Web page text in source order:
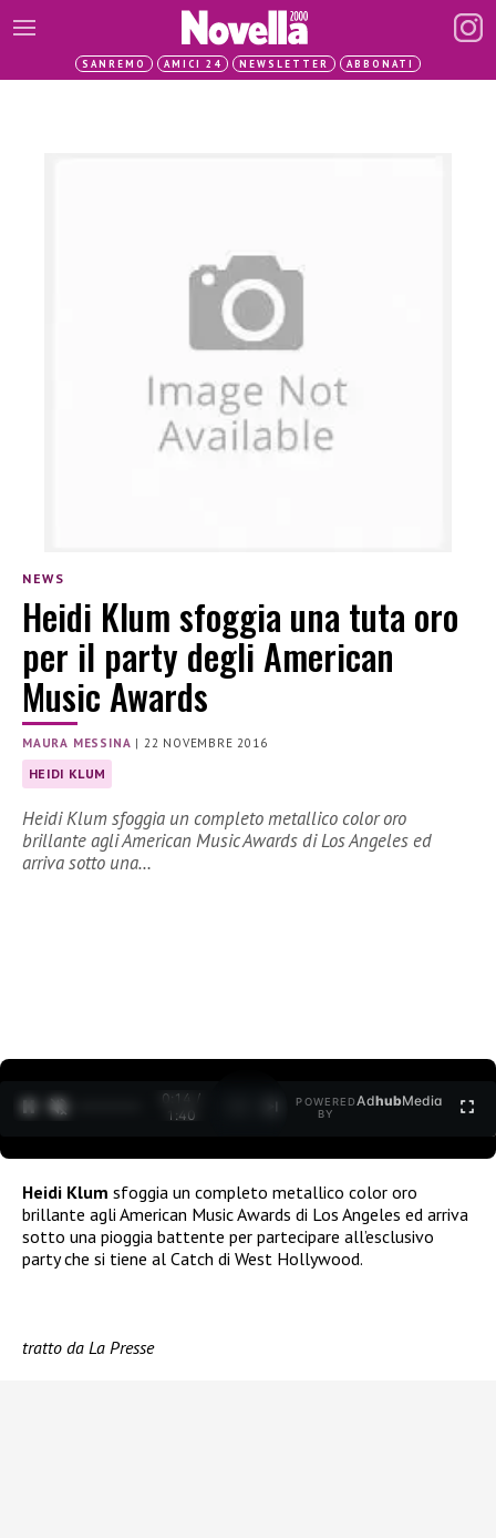
SANREMO AMICI 24 NEWSLETTER ABBONATI
NEWS
Heidi Klum sfoggia una tuta oro
per il party degli American
Music Awards
MAURA MESSINA | 22 NOVEMBRE 2016
HEIDI KLUM
Heidi Klum sfoggia un completo metallico color oro
brillante agli American Music Awards di Los Angeles ed
arriva sotto una…
0:15 /
1:40
POWERED
BY
AdhubMedia
Heidi Klum sfoggia un completo metallico color oro
brillante agli American Music Awards di Los Angeles ed arriva
sotto una pioggia battente per partecipare all’esclusivo
party che si tiene al Catch di West Hollywood.
tratto da La Presse